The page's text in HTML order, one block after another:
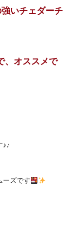
いチェダーチ
、オススメで
♪♪
ーズです